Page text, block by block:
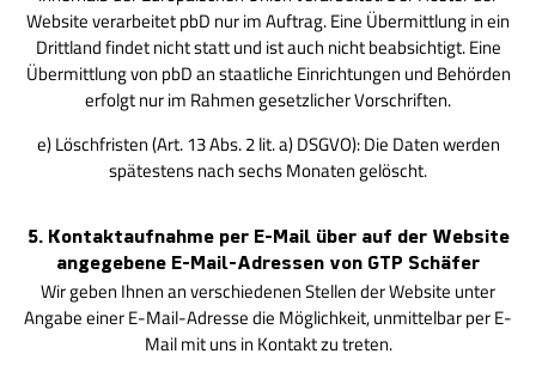
Website verarbeitet pbD nur im Auftrag. Eine Übermittlung in ein
Drittland findet nicht statt und ist auch nicht beabsichtigt. Eine
Übermittlung von pbD an staatliche Einrichtungen und Behörden
erfolgt nur im Rahmen gesetzlicher Vorschriften.
e) Löschfristen (Art. 13 Abs. 2 lit. a) DSGVO): Die Daten werden
spätestens nach sechs Monaten gelöscht.
5. Kontaktaufnahme per E-Mail über auf der Website
angegebene E-Mail-Adressen von GTP Schäfer
Wir geben Ihnen an verschiedenen Stellen der Website unter
Angabe einer E-Mail-Adresse die Möglichkeit, unmittelbar per E-
Mail mit uns in Kontakt zu treten.